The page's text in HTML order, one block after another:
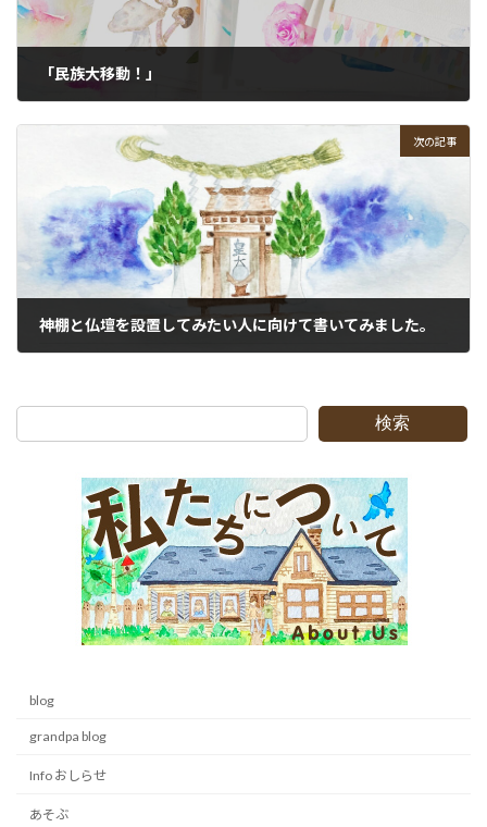
「民族大移動！」
次の記事
神棚と仏壇を設置してみたい人に向けて書いてみました。
検索
blog
grandpa blog
Info おしらせ
あそぶ